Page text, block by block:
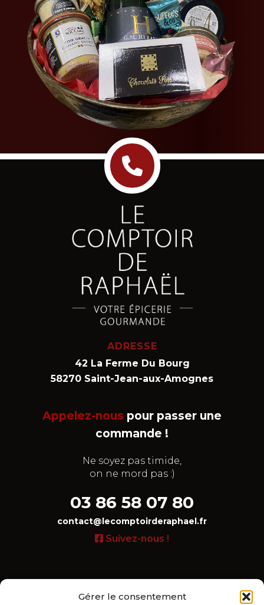
Gérer le consentement
ADRESSE
42 La Ferme Du Bourg
58270 Saint-Jean-aux-Amognes
Appelez-nous pour passer une
commande !
Ne soyez pas timide,
on ne mord pas :)
03 86 58 07 80
contact@lecomptoirderaphael.fr
Suivez-nous !
LIENS UTILES